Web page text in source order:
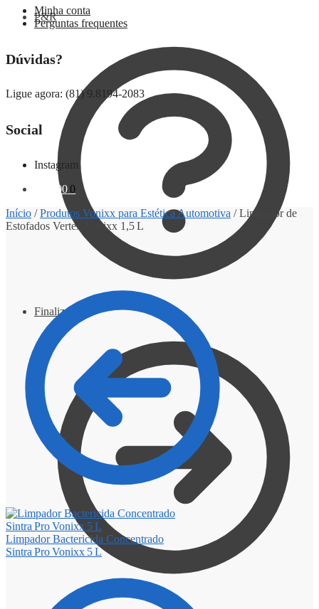
P&R
Finalizar
Minha conta
Perguntas frequentes
Dúvidas?
Ligue agora: (81) 9.8194-2083
Social
Instagram
0,00 0
Início /Produtos Vonixx para Estética Automotiva /Limpador de
Estofados Vertex Vonixx 1,5 L
Limpador Bactericida Concentrado
Sintra Pro Vonixx 5 L